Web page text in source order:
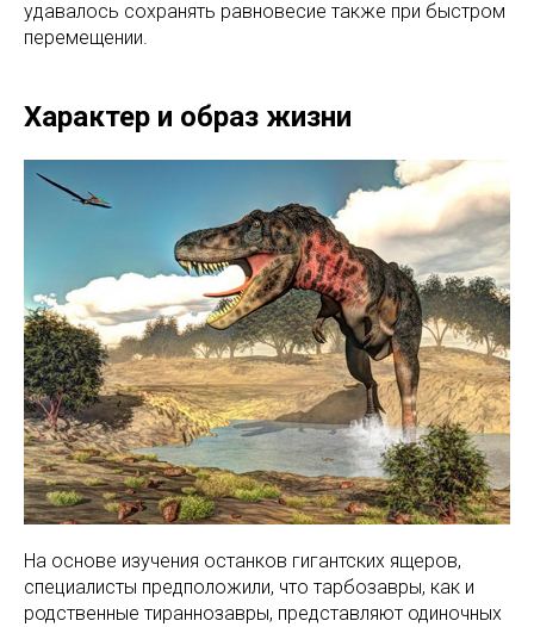
удавалось сохранять равновесие также при быстром
перемещении.
Характер и образ жизни
На основе изучения останков гигантских ящеров,
специалисты предположили, что тарбозавры, как и
родственные тираннозавры, представляют одиночных